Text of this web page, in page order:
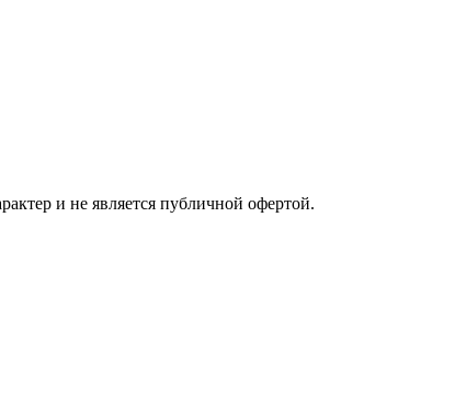
и не является публичной офертой.